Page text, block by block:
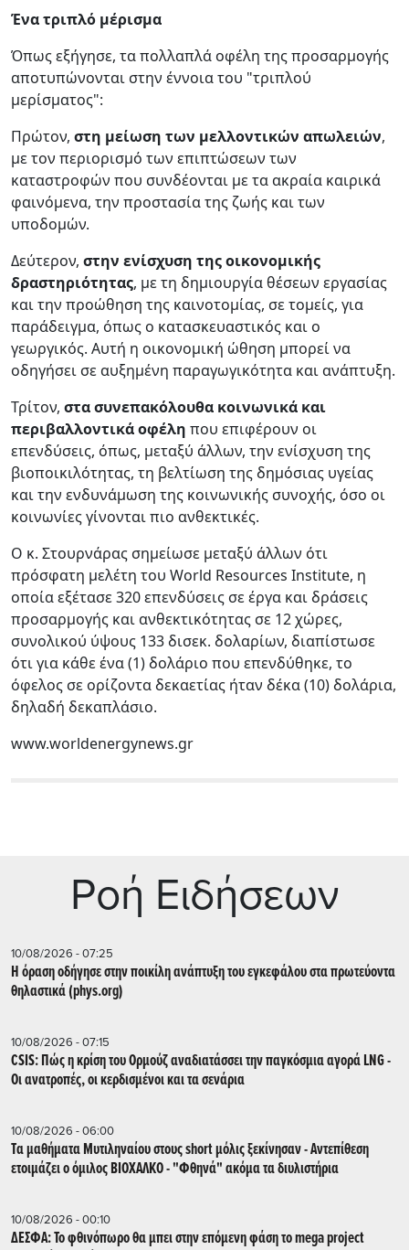
Ένα τριπλό μέρισμα
Όπως εξήγησε, τα πολλαπλά οφέλη της προσαρμογής
αποτυπώνονται στην έννοια του "τριπλού
μερίσματος":
Πρώτον, στη μείωση των μελλοντικών απωλειών,
με τον περιορισμό των επιπτώσεων των
καταστροφών που συνδέονται με τα ακραία καιρικά
φαινόμενα, την προστασία της ζωής και των
υποδομών.
Δεύτερον, στην ενίσχυση της οικονομικής
δραστηριότητας, με τη δημιουργία θέσεων εργασίας
και την προώθηση της καινοτομίας, σε τομείς, για
παράδειγμα, όπως ο κατασκευαστικός και ο
γεωργικός. Αυτή η οικονομική ώθηση μπορεί να
οδηγήσει σε αυξημένη παραγωγικότητα και ανάπτυξη.
Τρίτον, στα συνεπακόλουθα κοινωνικά και
περιβαλλοντικά οφέλη που επιφέρουν οι
επενδύσεις, όπως, μεταξύ άλλων, την ενίσχυση της
βιοποικιλότητας, τη βελτίωση της δημόσιας υγείας
και την ενδυνάμωση της κοινωνικής συνοχής, όσο οι
κοινωνίες γίνονται πιο ανθεκτικές.
Ο κ. Στουρνάρας σημείωσε μεταξύ άλλων ότι
πρόσφατη μελέτη του World Resources Institute, η
οποία εξέτασε 320 επενδύσεις σε έργα και δράσεις
προσαρμογής και ανθεκτικότητας σε 12 χώρες,
συνολικού ύψους 133 δισεκ. δολαρίων, διαπίστωσε
ότι για κάθε ένα (1) δολάριο που επενδύθηκε, το
όφελος σε ορίζοντα δεκαετίας ήταν δέκα (10) δολάρια,
δηλαδή δεκαπλάσιο.
www.worldenergynews.gr
Ρoή Ειδήσεων
10/08/2026 - 07:25
Η όραση οδήγησε στην ποικίλη ανάπτυξη του εγκεφάλου στα πρωτεύοντα
θηλαστικά (phys.org)
10/08/2026 - 07:15
CSIS: Πώς η κρίση του Ορμούζ αναδιατάσσει την παγκόσμια αγορά LNG -
Οι ανατροπές, οι κερδισμένοι και τα σενάρια
10/08/2026 - 06:00
Tα μαθήματα Μυτιληναίου στους short μόλις ξεκίνησαν - Αντεπίθεση
ετοιμάζει ο όμιλος ΒΙΟΧΑΛΚΟ - "Φθηνά" ακόμα τα διυλιστήρια
10/08/2026 - 00:10
ΔΕΣΦΑ: Το φθινόπωρο θα μπει στην επόμενη φάση το mega project